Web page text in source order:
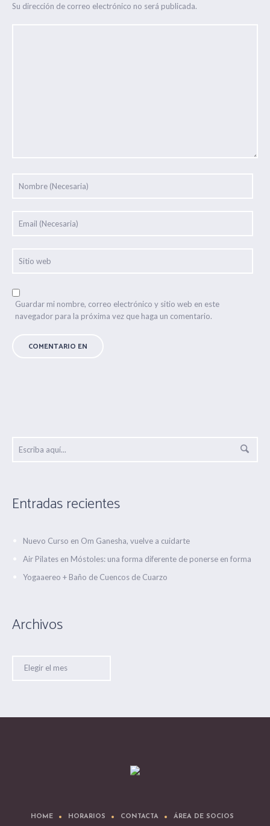
Su dirección de correo electrónico no será publicada.
Guardar mi nombre, correo electrónico y sitio web en este
navegador para la próxima vez que haga un comentario.
Entradas recientes
Nuevo Curso en Om Ganesha, vuelve a cuidarte
Air Pilates en Móstoles: una forma diferente de ponerse en forma
Yogaaereo + Baño de Cuencos de Cuarzo
Archivos
HOME HORARIOS CONTACTA ÁREA DE SOCIOS